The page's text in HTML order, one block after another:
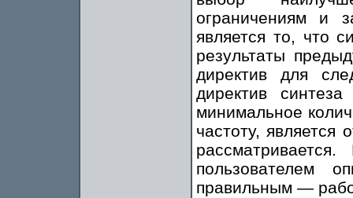
ограничениям и
является то, что
результаты
директив для
директив
минимальное
частоту,
пользователем
правильным —